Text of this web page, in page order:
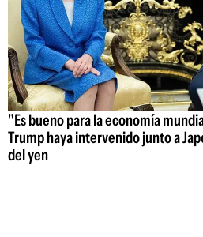
"Es bueno para la economía
Trump haya intervenido junto a
del yen